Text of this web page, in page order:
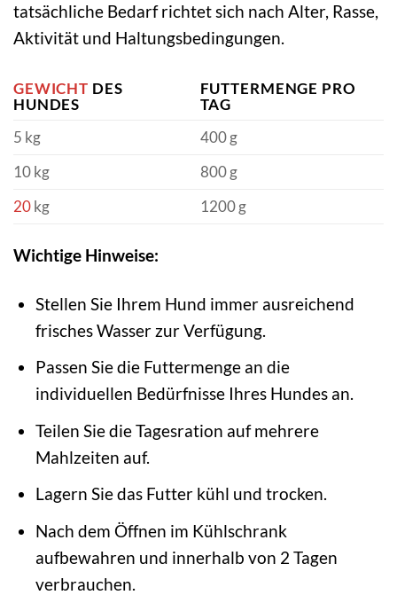
tatsächliche Bedarf richtet sich nach Alter, Rasse,
Aktivität und Haltungsbedingungen.
GEWICHT DES
HUNDES
FUTTERMENGE PRO
TAG
5 kg
400 g
10 kg
800 g
20kg 1200 g
Wichtige Hinweise:
Stellen Sie Ihrem Hund immer ausreichend
frisches Wasser zur Verfügung.
Passen Sie die Futtermenge an die
individuellen Bedürfnisse Ihres Hundes an.
Teilen Sie die Tagesration auf mehrere
Mahlzeiten auf.
Lagern Sie das Futter kühl und trocken.
Nach dem Öffnen im Kühlschrank
aufbewahren und innerhalb von 2 Tagen
verbrauchen.